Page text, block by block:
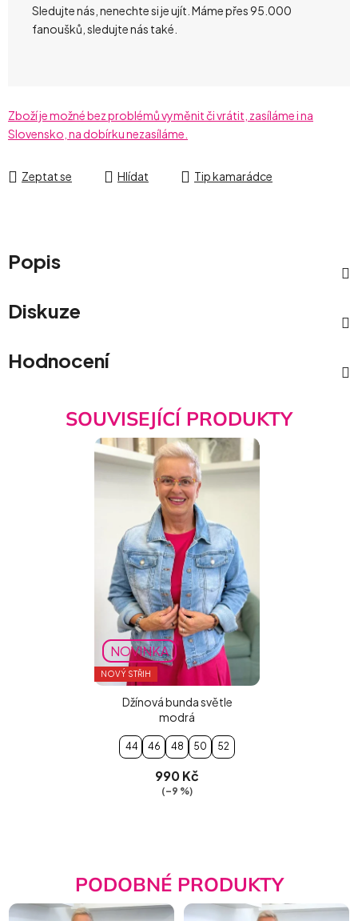
Sledujte nás, nenechte si je ujít. Máme přes 95.000
fanoušků, sledujte nás také.
Zboží je možné bez problémů vyměnit či vrátit, zasíláme i na
Slovensko, na dobírku nezasíláme.
Zeptat se Hlídat Tip kamarádce
Popis
Diskuze
Hodnocení
SOUVISEJÍCÍ PRODUKTY
NOVINKA
NOVÝ STŘIH
Džínová bunda světle
modrá
44 46 48 50 52
990 Kč
(–9 %)
PODOBNÉ PRODUKTY